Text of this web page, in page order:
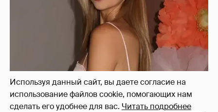
Используя данный сайт, вы даете согласие на
использование файлов cookie, помогающих нам
сделать его удобнее для вас. Читать подробнее